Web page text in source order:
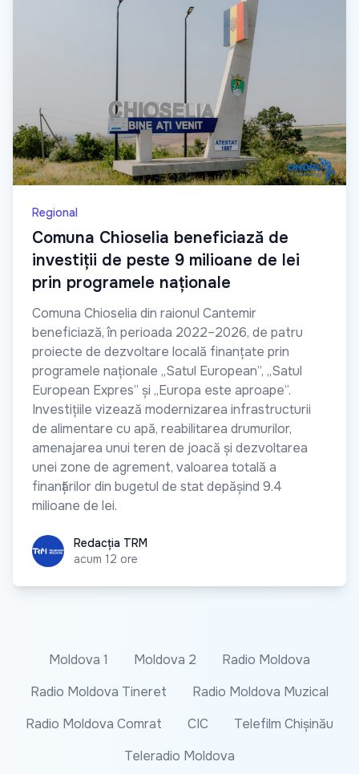
Regional
Comuna Chioselia beneficiază de
investiții de peste 9 milioane de lei
prin programele naționale
Comuna Chioselia din raionul Cantemir
beneficiază, în perioada 2022–2026, de patru
proiecte de dezvoltare locală finanțate prin
programele naționale „Satul European”, „Satul
European Expres” și „Europa este aproape”.
Investițiile vizează modernizarea infrastructurii
de alimentare cu apă, reabilitarea drumurilor,
amenajarea unui teren de joacă și dezvoltarea
unei zone de agrement, valoarea totală a
finanțărilor din bugetul de stat depășind 9.4
milioane de lei.
Redacția TRM
Redacția TRM
acum 12 ore
Moldova 1 Moldova 2
Radio Moldova
Radio Moldova Tineret
Radio Moldova Muzical
Radio Moldova Comrat
CIC
Telefilm Chișinău
Teleradio Moldova